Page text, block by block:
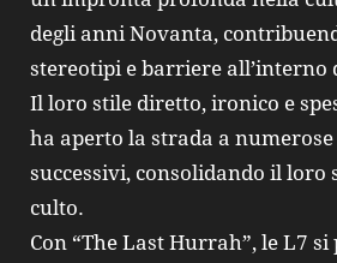
degli anni Novanta,
stereotipi e barriere all’interno
Il loro stile diretto, ironico e
ha aperto la strada a
successivi, consolidando il loro
culto.
Con “The Last Hurrah”, le L7